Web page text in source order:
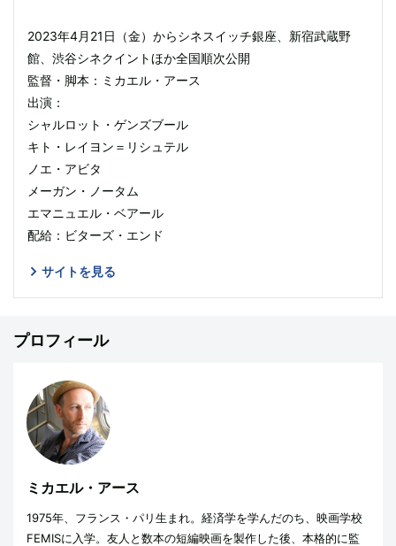
2023年4月21日（金）からシネスイッチ銀座、新宿武蔵野
館、渋谷シネクイントほか全国順次公開
監督・脚本：ミカエル・アース
出演：
シャルロット・ゲンズブール
キト・レイヨン＝リシュテル
ノエ・アビタ
メーガン・ノータム
エマニュエル・ベアール
配給：ビターズ・エンド
サイトを見る
プロフィール
ミカエル・アース
1975年、フランス・パリ生まれ。経済学を学んだのち、映画学校
FEMISに入学。友人と数本の短編映画を製作した後、本格的に監